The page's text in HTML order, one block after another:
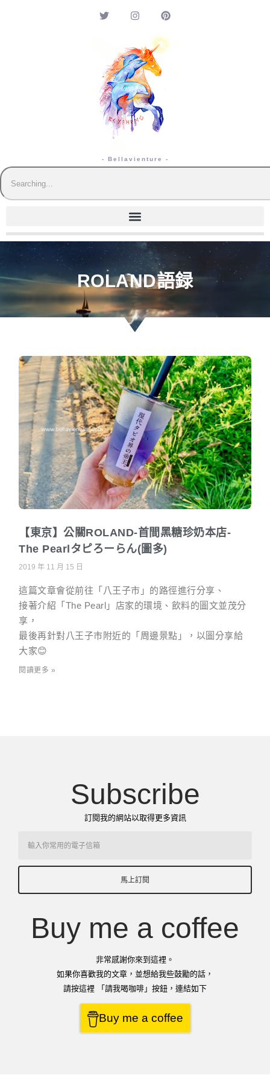
- Bellavienture -
ROLAND語録
【東京】公關ROLAND-首間黑糖珍奶本店-
The Pearlタピろーらん(圖多)
2019 年 11 月 15 日
這篇文章會從前往「八王子市」的路徑進行分享、
接著介紹「The Pearl」店家的環境、飲料的圖文並茂分
享，
最後再針對八王子市附近的「周邊景點」，以圖分享給
大家😊
閱讀更多 »
Subscribe
訂閱我的網站以取得更多資訊
馬上訂閱
Buy me a coffee
非常感謝你來到這裡。
如果你喜歡我的文章，並想給我些鼓勵的話，
請按這裡 「請我喝咖啡」按鈕，連結如下
Buy me a coffee